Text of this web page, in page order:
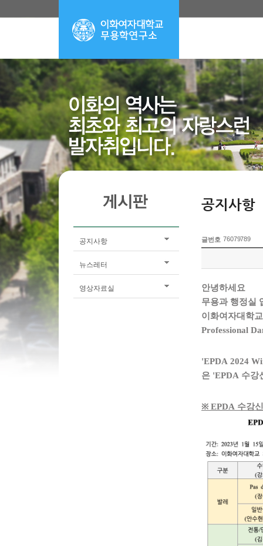
공지사항
뉴스레터
영상자료실
글번호 76079789
안녕하세요
무용과 행정실
이화여자대학
Professional
'EPDA 2024
은 'EPDA 수강
※ EPDA 수강
공지사항